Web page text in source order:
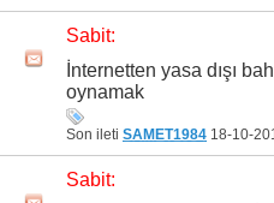
Sabit:
İnternetten yasa dışı
oynamak
Son ileti SAMET1984 18-10-
Sabit: